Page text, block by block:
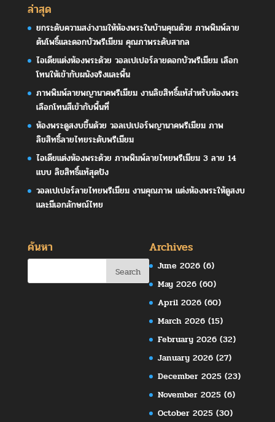
ล่าสุด
ยกระดับความสง่างามให้ห้องพระในบ้านคุณด้วย ภาพพิมพ์ลาย
ต้นโพธิ์และดอกบัวพรีเมียม คุณภาพระดับสากล
ไอเดียแต่งห้องพระด้วย วอลเปเปอร์ลายดอกบัวพรีเมียม เลือก
โทนให้เข้ากับผนังจริงและพื้น
ภาพพิมพ์ลายพญานาคพรีเมียม งานลิขสิทธิ์แท้สำหรับห้องพระ
เลือกโทนสีเข้ากับพื้นที่
ห้องพระดูสงบขึ้นด้วย วอลเปเปอร์พญานาคพรีเมียม ภาพ
ลิขสิทธิ์ลายไทยระดับพรีเมียม
ไอเดียแต่งห้องพระด้วย ภาพพิมพ์ลายไทยพรีเมียม 3 ลาย 14
แบบ ลิขสิทธิ์แท้สุดปัง
วอลเปเปอร์ลายไทยพรีเมียม งานคุณภาพ แต่งห้องพระให้ดูสงบ
และมีเอกลักษณ์ไทย
ค้นหา Archives
June 2026 (6)
May 2026 (60)
April 2026 (60)
March 2026 (15)
February 2026 (32)
January 2026 (27)
December 2025 (23)
November 2025 (6)
October 2025 (30)